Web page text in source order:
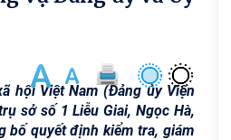
hội Việt Nam (Đảng ủy Viện
sở số 1 Liễu Giai, Ngọc Hà,
bố quyết định kiểm tra, giám